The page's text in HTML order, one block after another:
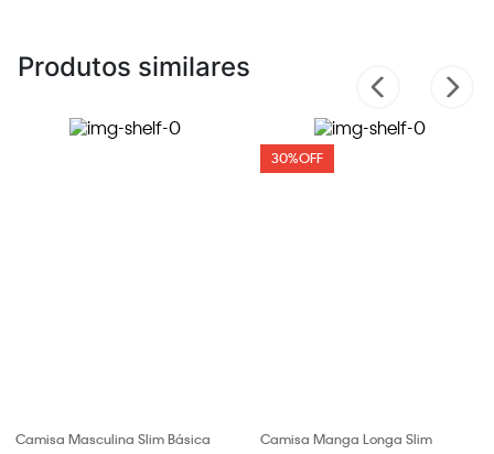
Produtos similares
Camisa Masculina Slim Básica
30%OFF
Camisa Manga Longa Slim